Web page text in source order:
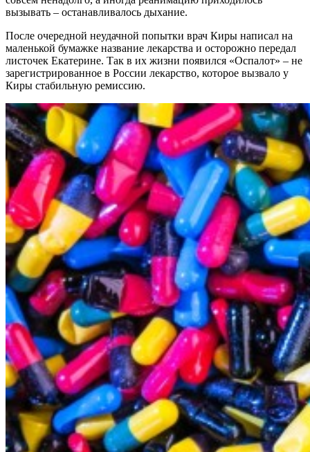
вызывать – останавливалось дыхание.
После очередной неудачной попытки врач Киры написал на
маленькой бумажке название лекарства и осторожно передал
листочек Екатерине. Так в их жизни появился «Оспалот» – не
зарегистрированное в России лекарство, которое вызвало у
Киры стабильную ремиссию.